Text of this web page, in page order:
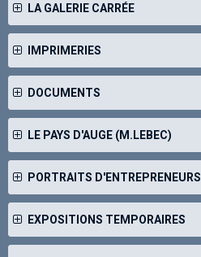
LA GALERIE CARRÉE
IMPRIMERIES
DOCUMENTS
LE PAYS D'AUGE (M.LEBEC)
PORTRAITS D'ENTREPRENEURS
EXPOSITIONS TEMPORAIRES